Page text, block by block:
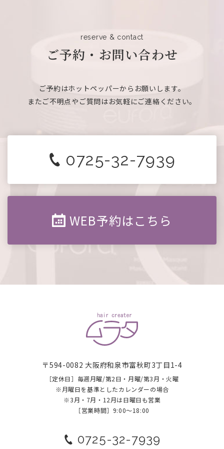
reserve & contact
ご予約・お問い合わせ
ご予約はホットペッパーからお願いします。
またご不明点やご質問はお気軽にご連絡ください。
0725-32-7939
WEB予約はこちら
〒594-0082 大阪府和泉市富秋町3丁目1-4
［定休日］毎週月曜/第2日・月曜/第3月・火曜
​​​​​​​※月曜日を基準としたカレンダーの場合
※3月・7月・12月は日曜日も営業
［営業時間］9:00～18:00
0725-32-7939